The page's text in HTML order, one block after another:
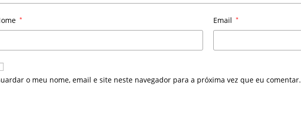
* Email *
o meu nome, email e site neste navegador para a próxima vez que eu comentar.